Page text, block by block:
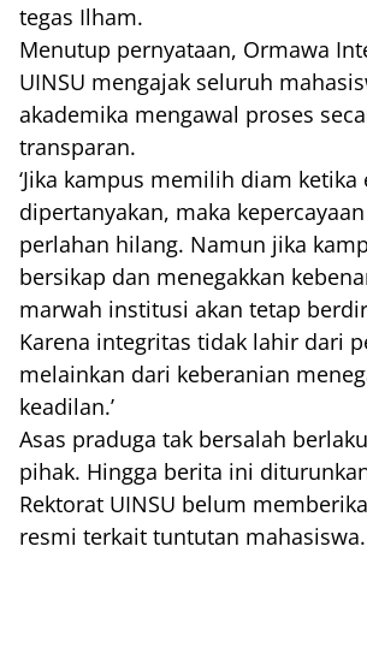
tegas Ilham.
Menutup pernyataan, Ormawa
UINSU mengajak seluruh
akademika mengawal proses
transparan.
‘Jika kampus memilih diam ketika
dipertanyakan, maka
perlahan hilang. Namun jika
bersikap dan menegakkan
marwah institusi akan tetap
Karena integritas tidak lahir dari
melainkan dari keberanian
keadilan.’
Asas praduga tak bersalah
pihak. Hingga berita ini
Rektorat UINSU belum
resmi terkait tuntutan mahasiswa.